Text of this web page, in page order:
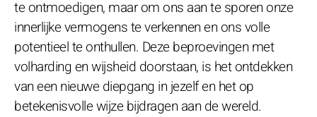
te ontmoedigen, maar om ons aan te sporen onze
innerlijke vermogens te verkennen en ons volle
potentieel te onthullen. Deze beproevingen met
volharding en wijsheid doorstaan, is het ontdekken
van een nieuwe diepgang in jezelf en het op
betekenisvolle wijze bijdragen aan de wereld.